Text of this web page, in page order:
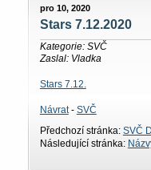
pro 10, 2020
Stars 7.12.2020
Kategorie: SVČ
Zaslal: Vladka
Stars 7.12.
Návrat- SVČ
Předchozí stránka: SVČ
Následující stránka: